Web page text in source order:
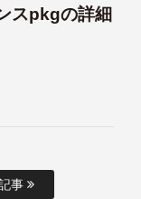
スpkgの詳細
事